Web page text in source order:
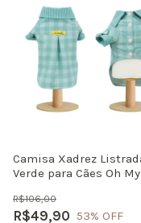
Camisa Xadrez
Verde para Cães Oh
R$49,90
R$106,00
53% OFF